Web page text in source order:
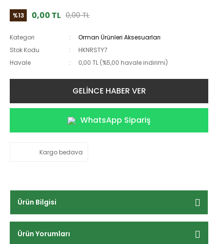
%13 0,00 TL 0,00 TL
Kategori
Orman Ürünleri Aksesuarları
Stok Kodu
HKNRSTY7
Havale
0,00 TL (%5,00 havale indirimi)
GELİNCE HABER VER
WhatsApp Sipariş
Kargo bedava
Ürün Bilgisi
Ürün Yorumları